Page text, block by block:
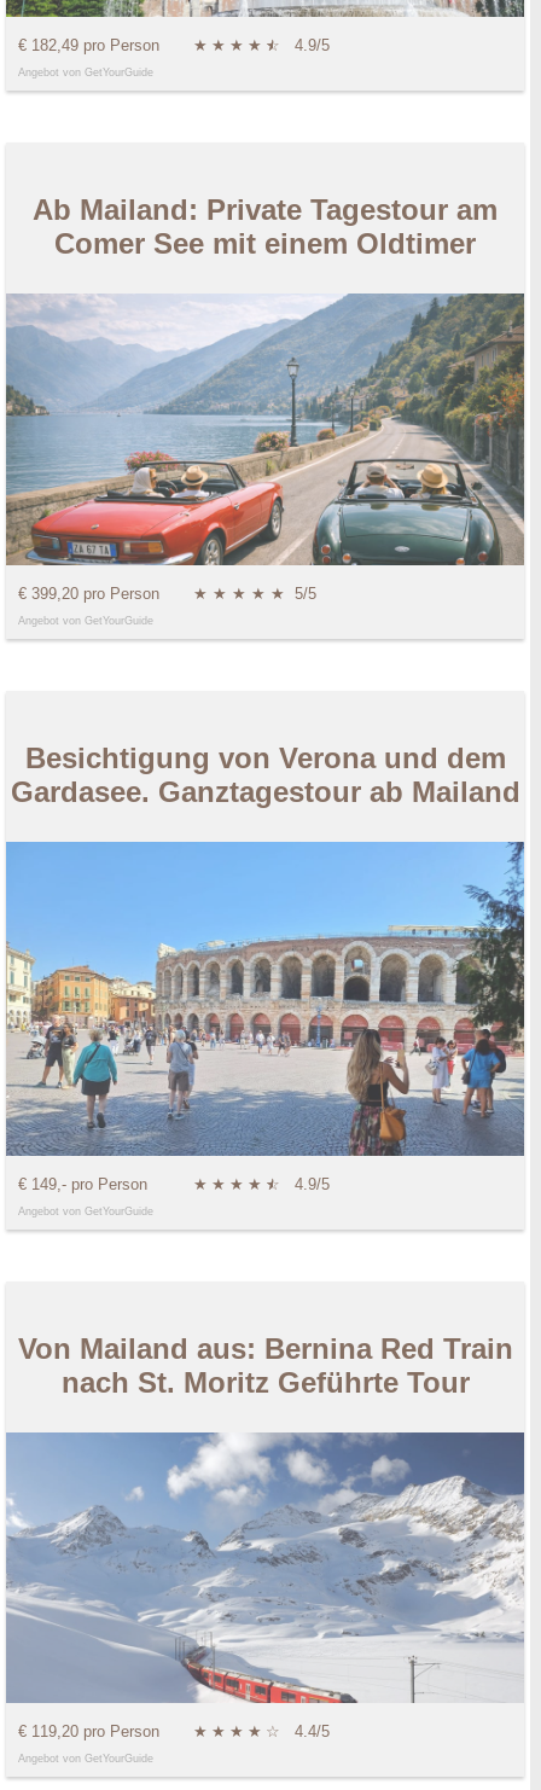
€ 182,49 pro Person ★ ★ ★ ★ ★
☆ 4.9/5
Angebot von GetYourGuide
Ab Mailand: Private Tagestour am
Comer See mit einem Oldtimer
€ 399,20 pro Person ★ ★ ★ ★ ★ 5/5
Angebot von GetYourGuide
Besichtigung von Verona und dem
Gardasee. Ganztagestour ab Mailand
€ 149,- pro Person ★ ★ ★ ★ ★
☆ 4.9/5
Angebot von GetYourGuide
Von Mailand aus: Bernina Red Train
nach St. Moritz Geführte Tour
€ 119,20 pro Person ★ ★ ★ ★ ☆ 4.4/5
Angebot von GetYourGuide